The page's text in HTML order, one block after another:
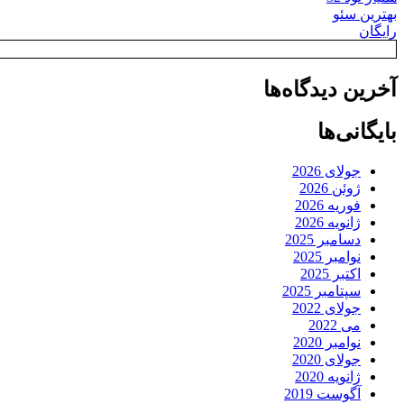
بهترین سئو
رایگان
آخرین دیدگاه‌ها
بایگانی‌ها
جولای 2026
ژوئن 2026
فوریه 2026
ژانویه 2026
دسامبر 2025
نوامبر 2025
اکتبر 2025
سپتامبر 2025
جولای 2022
می 2022
نوامبر 2020
جولای 2020
ژانویه 2020
آگوست 2019